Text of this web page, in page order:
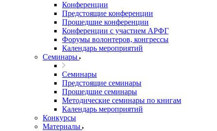
Конференции
Предстоящие конференции
Прошедшие конференции
Конференции с участием АРФГ
Форумы волонтеров, конгрессы
Календарь мероприятий
Семинары
Семинары
Предстоящие семинары
Прошедшие семинары
Методические семинары по книгам
Календарь мероприятий
Конкурсы
Материалы